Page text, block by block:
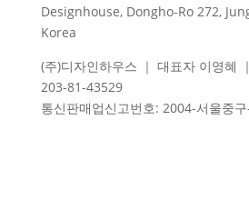
Designhouse, Dongho-Ro 272,
Korea
(주)디자인하우스 ｜ 대표자 이영혜
203-81-43529
통신판매업신고번호: 2004-서울중구